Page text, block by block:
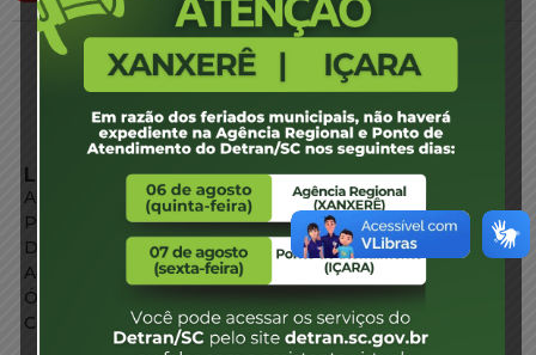
LINKS EXTERNOS
Agência de Notícias
Portal de Serviços
Diário Oficial
Acesso à Informação
Órgãos do Governo
Conheça SC